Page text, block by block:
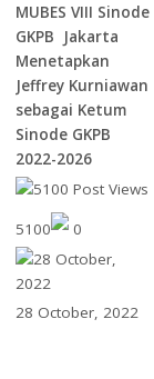
MUBES VIII Sinode
GKPB Jakarta
Menetapkan
Jeffrey Kurniawan
sebagai Ketum
Sinode GKPB
2022-2026
5100 0
28 October, 2022